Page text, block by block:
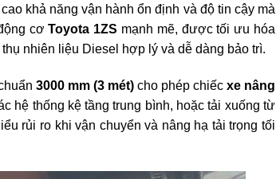
khả năng vận hành ổn định và độ tin cậy mà
cơToyota 1ZS mạnh mẽ, được tối ưu hóa
nhiên liệu Diesel hợp lý và dễ dàng bảo trì.
3000 mm (3 mét)cho phép chiếc xe nâng
hệ thống kệ tầng trung bình, hoặc tải xuống từ
rủi ro khi vận chuyển và nâng hạ tải trọng tối